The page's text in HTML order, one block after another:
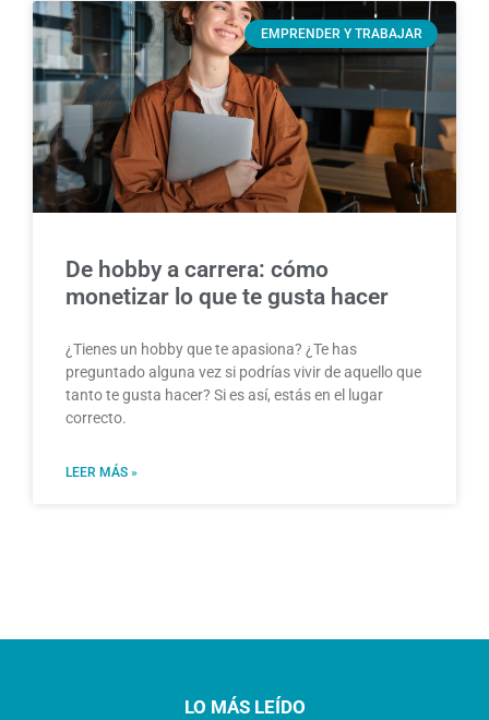
EMPRENDER Y TRABAJAR
De hobby a carrera: cómo
monetizar lo que te gusta hacer
¿Tienes un hobby que te apasiona? ¿Te has
preguntado alguna vez si podrías vivir de aquello que
tanto te gusta hacer? Si es así, estás en el lugar
correcto.
LEER MÁS »
LO MÁS LEÍDO